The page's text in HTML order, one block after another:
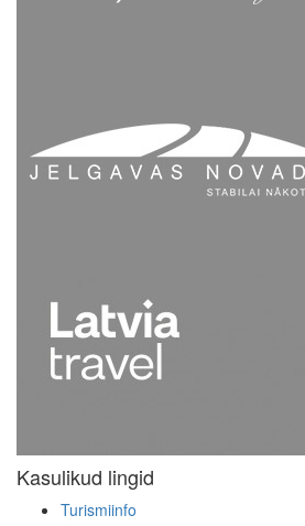
Kasulikud lingid
Turismiinfo